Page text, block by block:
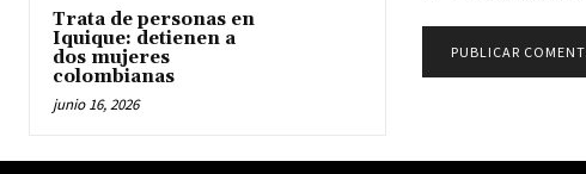
Trata de personas en
Iquique: detienen a
dos mujeres
colombianas
junio 16, 2026